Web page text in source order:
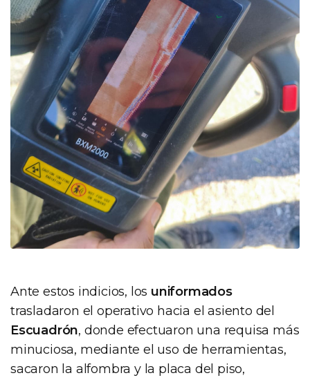
Ante estos indicios, los uniformados
trasladaron el operativo hacia el asiento del
Escuadrón, donde efectuaron una requisa más
minuciosa, mediante el uso de herramientas,
sacaron la alfombra y la placa del piso,